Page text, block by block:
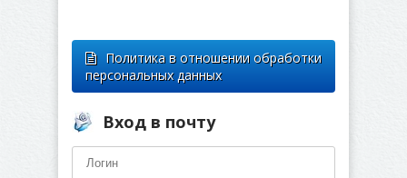
Политика в отношении обработки
персональных данных
Вход в почту